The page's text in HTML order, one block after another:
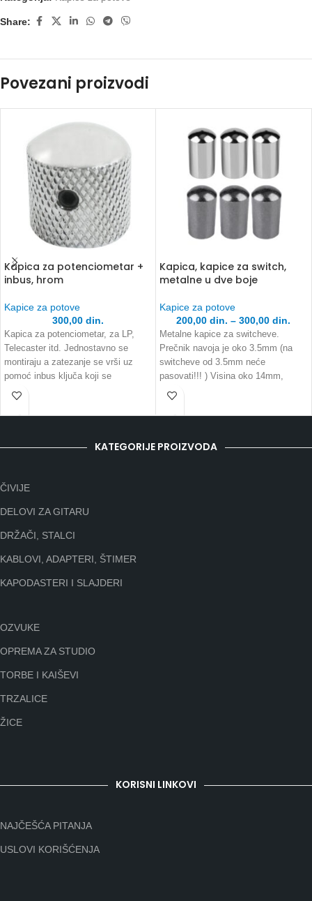
Share:
Povezani proizvodi
Kapica za potenciometar +
inbus, hrom
Kapice za potove
300,00 din.
Kapica za potenciometar, za LP,
Telecaster itd. Jednostavno se
montiraju a zatezanje se vrši uz
pomoć inbus ključa koji se
Kapica, kapice za switch,
metalne u dve boje
Kapice za potove
200,00 din. – 300,00 din.
Metalne kapice za switcheve.
Prečnik navoja je oko 3.5mm (na
switcheve od 3.5mm neće
pasovati!!! ) Visina oko 14mm,
širina
KATEGORIJE PROIZVODA
ČIVIJE
DELOVI ZA GITARU
DRŽAČI, STALCI
KABLOVI, ADAPTERI, ŠTIMER
KAPODASTERI I SLAJDERI
OZVUKE
OPREMA ZA STUDIO
TORBE I KAIŠEVI
TRZALICE
ŽICE
KORISNI LINKOVI
NAJČEŠĆA PITANJA
USLOVI KORIŠĆENJA